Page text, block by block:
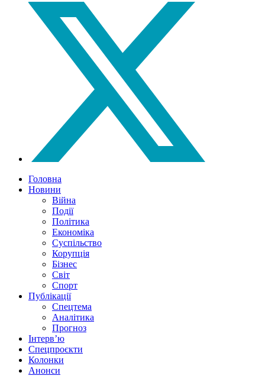
Головна
Новини
Війна
Події
Політика
Економіка
Суспільство
Корупція
Бізнес
Світ
Спорт
Публікації
Спецтема
Аналітика
Прогноз
Інтерв’ю
Спецпроєкти
Колонки
Анонси